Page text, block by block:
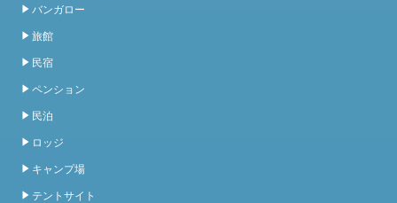
バンガロー
旅館
民宿
ペンション
民泊
ロッジ
キャンプ場
テントサイト